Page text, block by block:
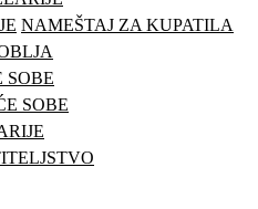
NAMEŠTAJ ZA KUPATILA
SOBE
SOBE